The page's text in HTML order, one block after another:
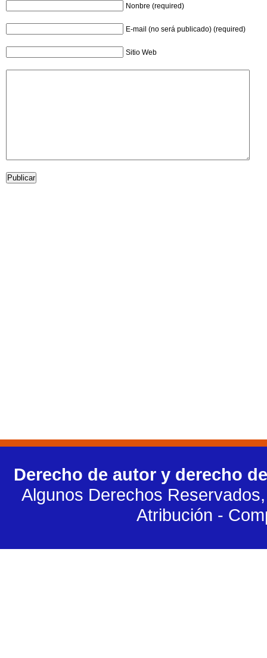
Nonbre (required)
E-mail (no será publicado) (required)
Sitio Web
Derecho de autor y derecho
Algunos Derechos
Atribución -